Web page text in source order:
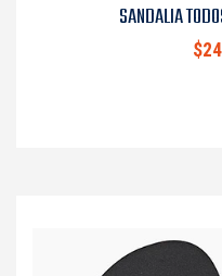
SANDALIA